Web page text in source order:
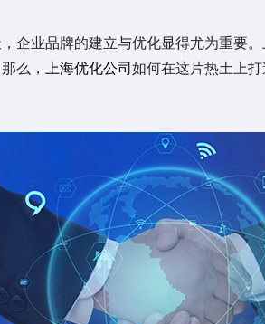
业品牌的建立与优化显得尤为重要。
么，
上海优化公司 如何在这片热土上